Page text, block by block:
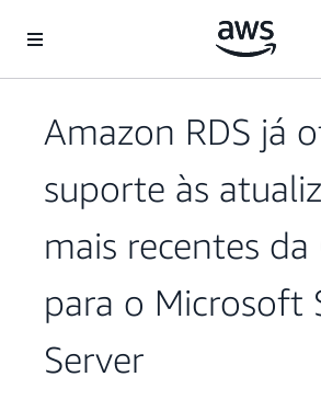
Pular para o conteúdo principal
Amazon RDS já
suporte às
mais recentes da
para o Microsoft
Server